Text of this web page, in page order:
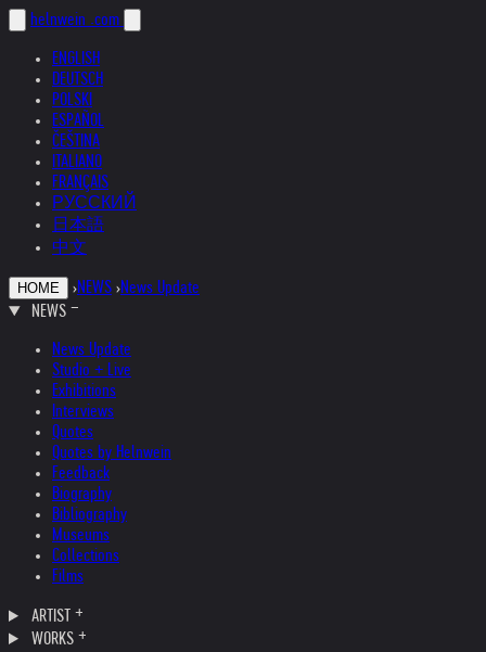
helnwein .com
ENGLISH
DEUTSCH
POLSKI
ESPAÑOL
ČEŠTINA
ITALIANO
FRANÇAIS
РУССКИЙ
日本語
中文
HOME ›NEWS ›News Update
NEWS
News Update
Studio + Live
Exhibitions
Interviews
Quotes
Quotes by Helnwein
Feedback
Biography
Bibliography
Museums
Collections
Films
ARTIST
WORKS